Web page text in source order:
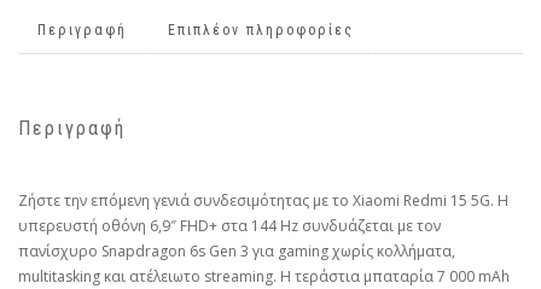
Περιγραφή Επιπλέον πληροφορίες
Περιγραφή
Ζήστε την επόμενη γενιά συνδεσιμότητας με το Xiaomi Redmi 15 5G. Η
υπερευστή οθόνη 6,9″ FHD+ στα 144 Hz συνδυάζεται με τον
πανίσχυρο Snapdragon 6s Gen 3 για gaming χωρίς κολλήματα,
multitasking και ατέλειωτο streaming. Η τεράστια μπαταρία 7 000 mAh